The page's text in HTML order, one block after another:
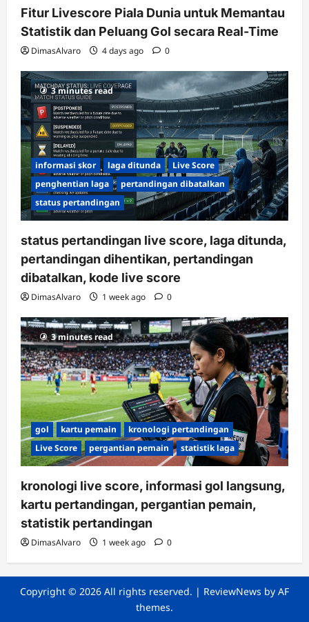
Fitur Livescore Piala Dunia untuk Memantau
Statistik dan Peluang Gol secara Real-Time
DimasAlvaro 4 days ago 0
3 minutes read
informasi skor laga ditunda
Live Score
penghentian laga
pertandingan dibatalkan
status pertandingan
status pertandingan live score, laga ditunda,
pertandingan dihentikan, pertandingan
dibatalkan, kode live score
DimasAlvaro 1 week ago 0
3 minutes read
gol kartu pemain
kronologi pertandingan
Live Score
pergantian pemain statistik laga
kronologi live score, informasi gol langsung,
kartu pertandingan, pergantian pemain,
statistik pertandingan
DimasAlvaro 1 week ago 0
Copyright © 2026 All rights reserved. | ReviewNews by AF
themes.